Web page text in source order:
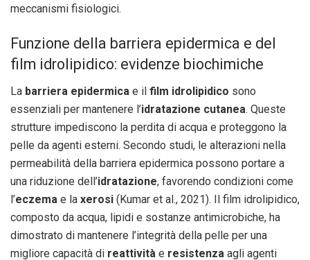
meccanismi fisiologici.
Funzione della barriera epidermica e del
film idrolipidico: evidenze biochimiche
La barriera epidermica e il film idrolipidico sono
essenziali per mantenere l’idratazione cutanea. Queste
strutture impediscono la perdita di acqua e proteggono la
pelle da agenti esterni. Secondo studi, le alterazioni nella
permeabilità della barriera epidermica possono portare a
una riduzione dell’idratazione, favorendo condizioni come
l’eczema e la xerosi (Kumar et al., 2021). Il film idrolipidico,
composto da acqua, lipidi e sostanze antimicrobiche, ha
dimostrato di mantenere l’integrità della pelle per una
migliore capacità di reattività e resistenza agli agenti